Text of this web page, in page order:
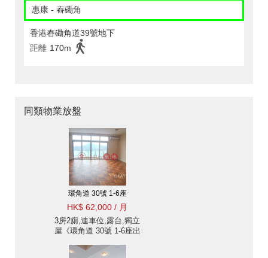
惠康 - 舂磡角
香港舂磡角道39號地下
距離 170m
同類物業放盤
環角道 30號 1-6座
HK$ 62,000 / 月
3房2廁,連車位,露台,獨立
屋《環角道 30號 1-6座出